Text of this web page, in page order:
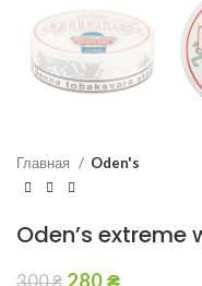
Главная Oden's
Oden’s extreme
300₴ 280₴